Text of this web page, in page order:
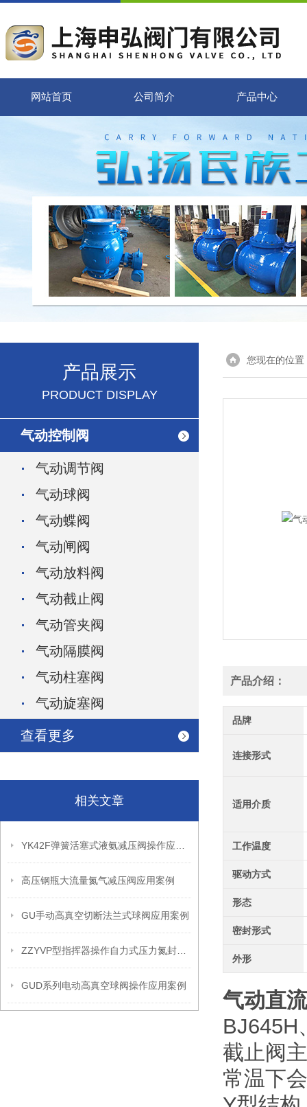
网站首页 公司简介 产品中心
产品展示
PRODUCT DISPLAY
气动控制阀
气动调节阀
气动球阀
气动蝶阀
气动闸阀
气动放料阀
气动截止阀
气动管夹阀
气动隔膜阀
气动柱塞阀
气动旋塞阀
查看更多
相关文章
高压钢瓶大流量氮气减压阀应用案例
GU手动高真空切断法兰式球阀应用案例
GUD系列电动高真空球阀操作应用案例
您现在的位置
产品介绍：
品牌
连接形式
适用介质
工作温度
驱动方式
形态
密封形式
外形
气动直
BJ645H
截止阀
常温下